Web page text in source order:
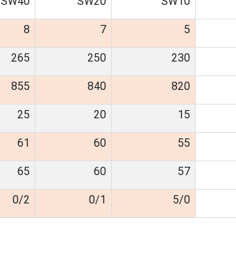
5
7
8
230
250
265
820
840
855
15
20
25
55
60
61
57
60
65
5/0
0/1
0/2